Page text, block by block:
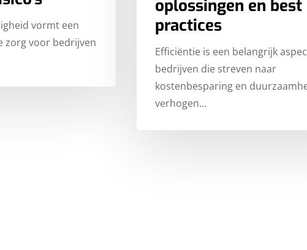
vormt een
zorg voor bedrijven
oplossingen en best
practices
Efficiëntie is een belangrijk
bedrijven die streven naar
kostenbesparing en
verhogen…